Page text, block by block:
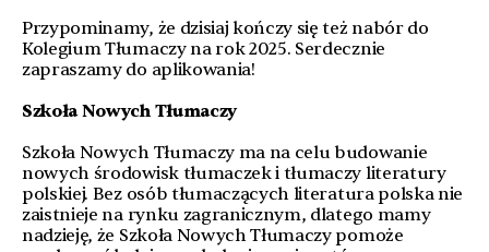
Przypominamy, że dzisiaj kończy się też nabór do
Kolegium Tłumaczy na rok 2025. Serdecznie
zapraszamy do aplikowania!
Szkoła Nowych Tłumaczy
Szkoła Nowych Tłumaczy ma na celu budowanie
nowych środowisk tłumaczek i tłumaczy literatury
polskiej. Bez osób tłumaczących literatura polska nie
zaistnieje na rynku zagranicznym, dlatego mamy
nadzieję, że Szkoła Nowych Tłumaczy pomoże